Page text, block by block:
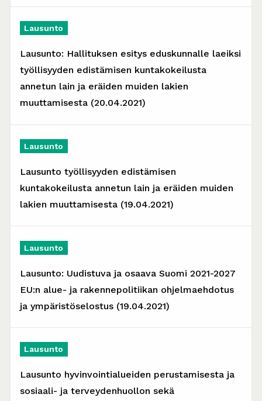
Lausunto
Lausunto: Hallituksen esitys eduskunnalle laeiksi
työllisyyden edistämisen kuntakokeilusta
annetun lain ja eräiden muiden lakien
muuttamisesta (20.04.2021)
Lausunto
Lausunto työllisyyden edistämisen
kuntakokeilusta annetun lain ja eräiden muiden
lakien muuttamisesta (19.04.2021)
Lausunto
Lausunto: Uudistuva ja osaava Suomi 2021-2027
EU:n alue- ja rakennepolitiikan ohjelmaehdotus
ja ympäristöselostus (19.04.2021)
Lausunto
Lausunto hyvinvointialueiden perustamisesta ja
sosiaali- ja terveydenhuollon sekä